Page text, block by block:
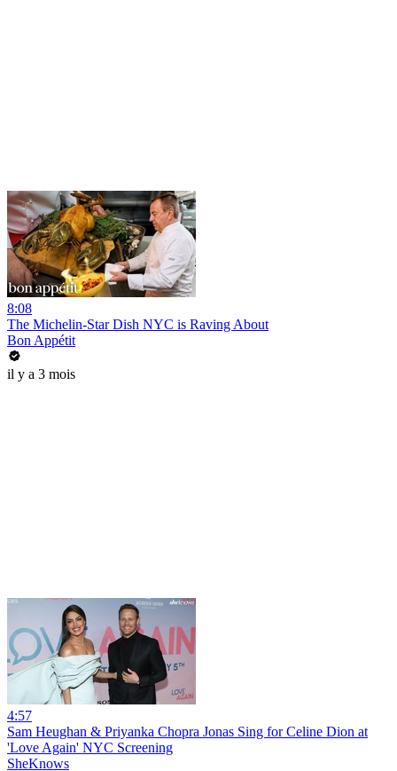
8:08
The Michelin-Star Dish NYC is Raving About
Bon Appétit
il y a 3 mois
4:57
Sam Heughan & Priyanka Chopra Jonas Sing for Celine Dion at
'Love Again' NYC Screening
SheKnows